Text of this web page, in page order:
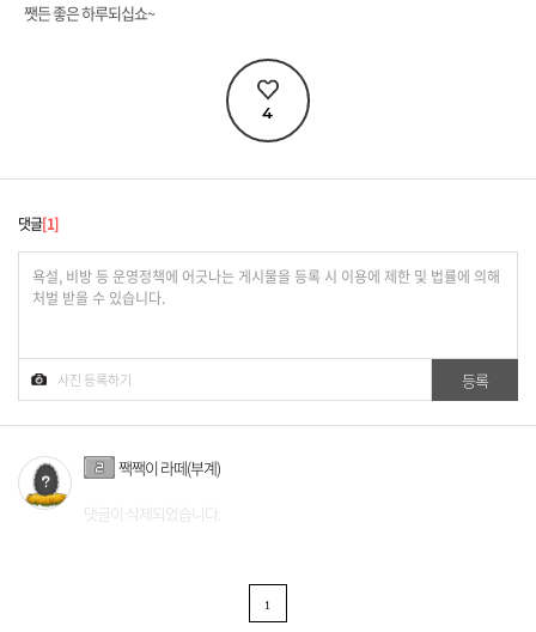
쨋든 좋은 하루되십쇼~
4
댓글 1
짹짹이 라떼(부계)
댓글이 삭제되었습니다.
1